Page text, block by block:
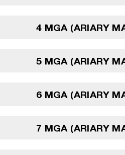
4 MGA (ARIARY
5 MGA (ARIARY
6 MGA (ARIARY
7 MGA (ARIARY